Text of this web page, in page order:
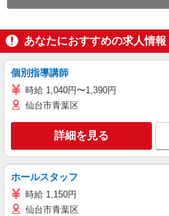
あなたにおすすめの求人情報
個別指導講師
時給 1,040円〜1,390円
仙台市青葉区
詳細を見る
ホールスタッフ
時給 1,150円
仙台市青葉区